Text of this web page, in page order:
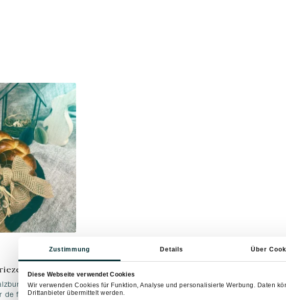
Zustimmung Details Über
Diese Webseite verwendet Cookies
Wir verwenden Cookies für Funktion, Analyse und personalisierte Werbung. Daten
Drittanbieter übermittelt werden.
til bagning
Land
de første